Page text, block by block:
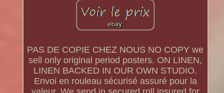
PAS DE COPIE CHEZ NOUS NO COPY we
sell only original period posters. ON LINEN,
LINEN BACKED IN OUR OWN STUDIO.
Envoi en rouleau sécurisé assuré pour la